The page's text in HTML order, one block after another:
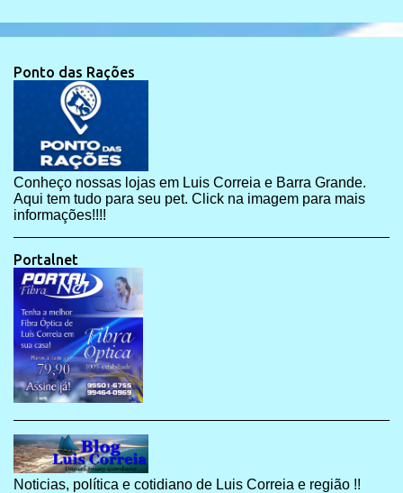
Ponto das Rações
Conheço nossas lojas em Luis Correia e Barra Grande.
Aqui tem tudo para seu pet. Click na imagem para mais
informações!!!!
Portalnet
Noticias, política e cotidiano de Luis Correia e região !!